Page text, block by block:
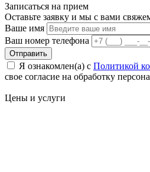
Записаться на прием
Оставьте заявку и мы с вами
Ваше имя
Ваш номер телефона
Отправить
Я ознакомлен(а) с Политикой
свое cогласие на обработку
Цены и услуги